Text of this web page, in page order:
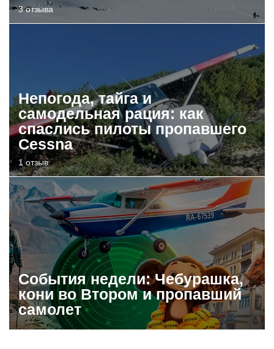
3 отзыва
Непогода, тайга и
самодельная рация: как
спаслись пилоты пропавшего
Cessna
1 отзыв
События недели: Чебурашка,
кони во Втором и пропавший
самолет